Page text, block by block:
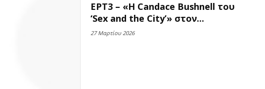
EΡT3 – «Η Candace Bushnell του
‘Sex and the City’» στον...
27 Μαρτίου 2026